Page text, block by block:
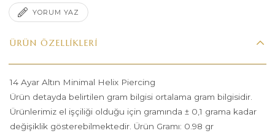
YORUM YAZ
ÜRÜN ÖZELLIKLERI
14 Ayar Altın Minimal Helix Piercing
Ürün detayda belirtilen gram bilgisi ortalama gram bilgisidir.
Ürünlerimiz el işçiliği olduğu için gramında ± 0,1 grama kadar
değişiklik gösterebilmektedir. Ürün Gramı: 0.98 gr